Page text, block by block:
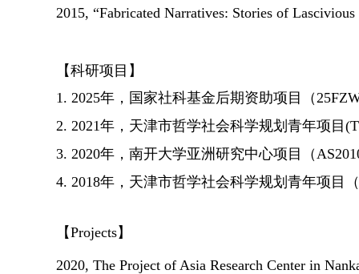
2015, “Fabricated Narratives: Stories of
【科研项目】
1. 2025年， 国家社科基金后期资助项目（
2. 2021年， 天津市哲学社会科学规划青年项目 (
3. 2020年， 南开大学亚洲研究中心项目（
4. 2018年，天津市哲学社会科学规划青年项目 （
【Projects】
2020, The Project of Asia Research Center in